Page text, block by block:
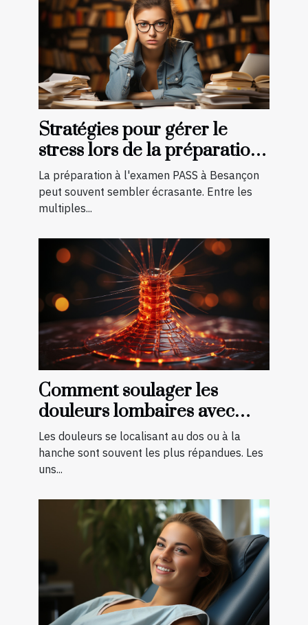
Stratégies pour gérer le
stress lors de la préparation
à l'examen PASS à Besançon
La préparation à l'examen PASS à Besançon
peut souvent sembler écrasante. Entre les
multiples...
Comment soulager les
douleurs lombaires avec
quelques exercices ?
Les douleurs se localisant au dos ou à la
hanche sont souvent les plus répandues. Les
uns...